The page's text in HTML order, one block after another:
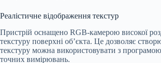
Реалістичне відображення текстур
Пристрій оснащено RGB-камерою високої
текстуру поверхні об’єкта. Це дозволяє
текстуру можна використовувати з
точних вимірювань.